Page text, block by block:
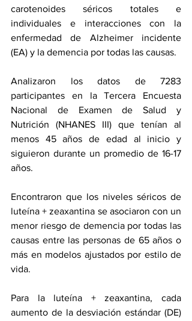
carotenoides séricos totales e
individuales e interacciones con la
enfermedad de Alzheimer incidente
(EA) y la demencia por todas las causas.
Analizaron los datos de 7283
participantes en la Tercera Encuesta
Nacional de Examen de Salud y
Nutrición (NHANES III) que tenían al
menos 45 años de edad al inicio y
siguieron durante un promedio de 16-17
años.
Encontraron que los niveles séricos de
luteína + zeaxantina se asociaron con un
menor riesgo de demencia por todas las
causas entre las personas de 65 años o
más en modelos ajustados por estilo de
vida.
Para la luteína + zeaxantina, cada
aumento de la desviación estándar (DE)